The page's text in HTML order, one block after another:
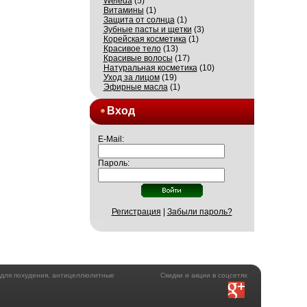
Витамины (1)
Защита от солнца(1)
Зубные пасты и щетки (3)
Корейская косметика(1)
Красивое тело(13)
Красивые волосы (17)
Натуральная косметика(10)
Уход за лицом(19)
Эфирные масла(1)
Вход
E-Mail:
Пароль:
Регистрация Забыли пароль?
Скидки и акции в соцсетях
похудения, антицеллюлитные